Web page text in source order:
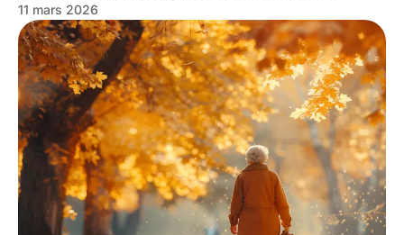
11 mars 2026